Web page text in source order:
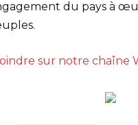
du pays à
sur notre chaîne